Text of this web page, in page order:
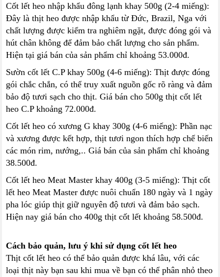
Cốt lết heo nhập khẩu đông lạnh khay 500g (2-4 miếng):
Đây là thịt heo được nhập khẩu từ Đức, Brazil, Nga với
chất lượng được kiểm tra nghiêm ngặt, được đóng gói và
hút chân không để đảm bảo chất lượng cho sản phẩm.
Hiện tại giá bán của sản phẩm chỉ khoảng 53.000đ.
Sườn cốt lết C.P khay 500g (4-6 miếng): Thịt được đóng
gói chắc chắn, có thể truy xuất nguồn gốc rõ ràng và đảm
bảo độ tươi sạch cho thịt. Giá bán cho 500g thịt cốt lết
heo C.P khoảng 72.000đ.
Cốt lết heo có xương G khay 300g (4-6 miếng): Phần nạc
và xương được kết hợp, thịt tươi ngon thích hợp chế biến
các món rim, nướng,.. Giá bán của sản phẩm chỉ khoảng
38.500đ.
Cốt lết heo Meat Master khay 400g (3-5 miếng): Thịt cốt
lết heo Meat Master được nuôi chuẩn 180 ngày và 1 ngày
pha lóc giúp thịt giữ nguyên độ tươi và đảm bảo sạch.
Hiện nay giá bán cho 400g thịt cốt lết khoảng 58.500đ.
Cách bảo quản, lưu ý khi sử dụng cốt lết heo
Thịt cốt lết heo có thể bảo quản được khá lâu, với các
loại thịt này bạn sau khi mua về bạn có thể phân nhỏ theo